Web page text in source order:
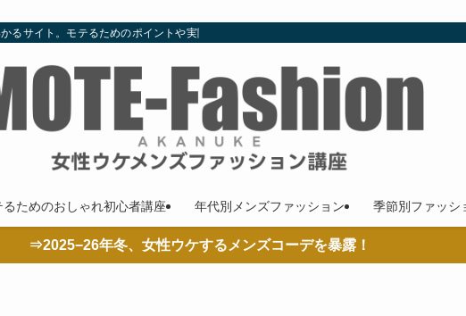
サイト。モテるためのポイントや実際の着こなし、コーデやコラムも随時更新。
るためのおしゃれ初心者講座 年代別メンズファッション 季節別ファッシ
⇒2025−26年冬、女性ウケするメンズコーデを暴露！